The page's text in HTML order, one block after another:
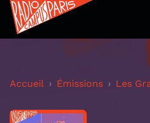
Accueil Émissions Les